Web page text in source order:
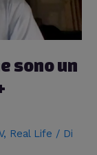
sono un
, Real Life / Di